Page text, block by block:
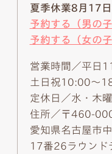
夏季休業8月17
予約する（男の子
予約する（女の子
営業時間／平日
土日祝10:00～
定休日／水・木
住所／〒460-
愛知県名古屋市
17番26ラウンド